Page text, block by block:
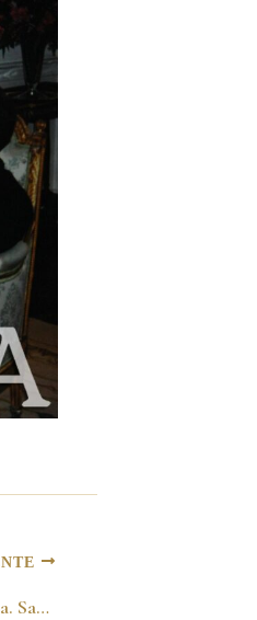
Cumbre Presidencial Andina. Santa Cruz de la Sierra 20 de enero del 2002